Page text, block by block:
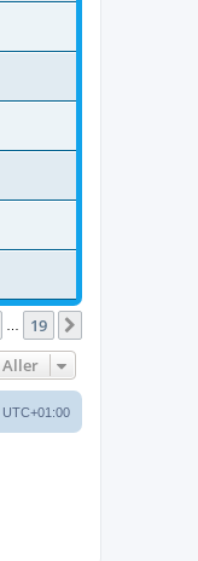
19
Aller
UTC+01:00